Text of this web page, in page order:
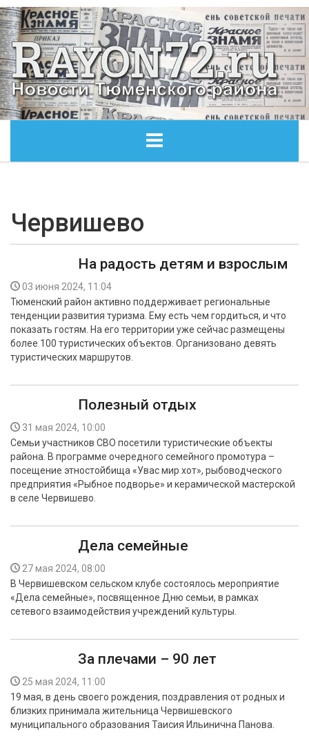
ОБЩЕСТВО
ЭКОНОМИКА
КУЛЬТУРА
БЕЗОПАСНОСТЬ
АРХИВ PDF
Червишево
На радость детям и взрослым
03 июня 2024, 11:04
Тюменский район активно поддерживает региональные
тенденции развития туризма. Ему есть чем гордиться, и что
показать гостям. На его территории уже сейчас размещены
более 100 туристических объектов. Организовано девять
туристических маршрутов.
Полезный отдых
31 мая 2024, 10:00
Семьи участников СВО посетили туристические объекты
района. В программе очередного семейного промотура –
посещение этностойбища «Увас мир хот», рыбоводческого
предприятия «Рыбное подворье» и керамической мастерской
в селе Червишево.
Дела семейные
27 мая 2024, 08:00
В Червишевском сельском клубе состоялось мероприятие
«Дела семейные», посвященное Дню семьи, в рамках
сетевого взаимодействия учреждений культуры.
За плечами – 90 лет
25 мая 2024, 11:00
19 мая, в день своего рождения, поздравления от родных и
близких принимала жительница Червишевского
муниципального образования Таисия Ильинична Панова.